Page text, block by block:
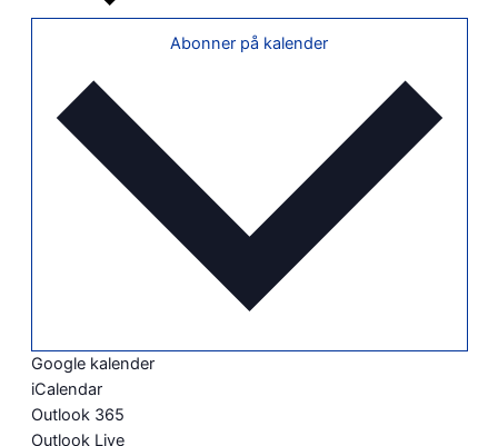
Abonner på kalender
Google kalender
iCalendar
Outlook 365
Outlook Live